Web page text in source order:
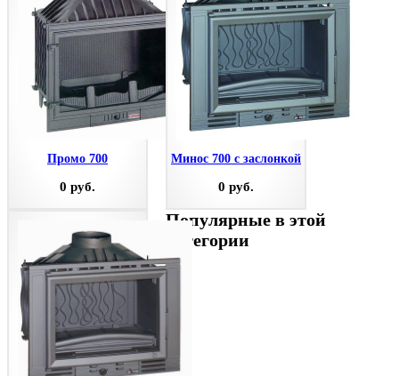
Промо 700
0 руб.
Минос 700 с заслонкой
0 руб.
Популярные в этой
категории